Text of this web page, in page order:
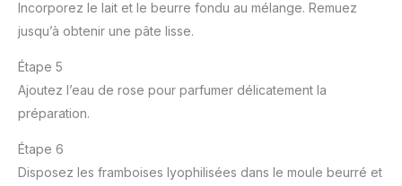
Incorporez le lait et le beurre fondu au mélange. Remuez
jusqu’à obtenir une pâte lisse.
Étape 5
Ajoutez l’eau de rose pour parfumer délicatement la
préparation.
Étape 6
Disposez les framboises lyophilisées dans le moule beurré et